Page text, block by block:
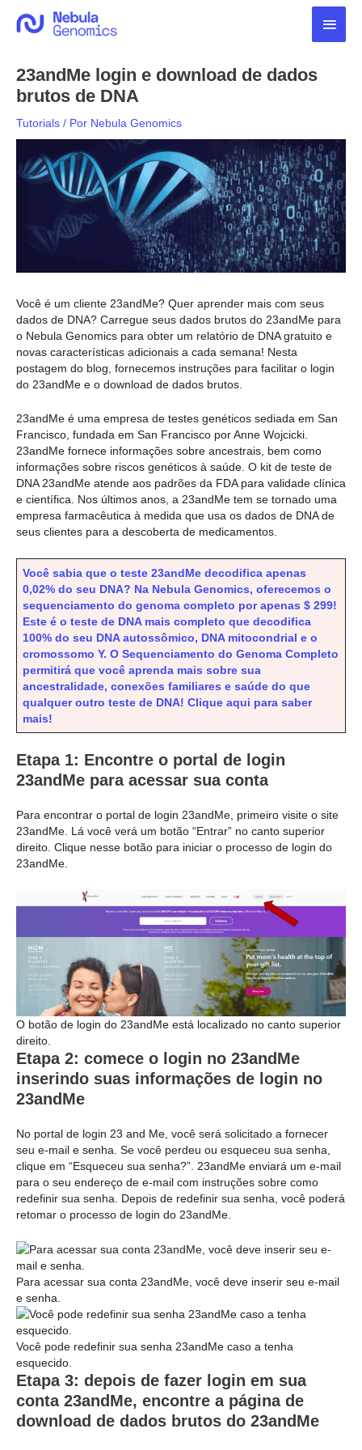
para
23andMe login e download de dados
brutos de DNA
Tutorials / Por Nebula Genomics
Você é um cliente 23andMe? Quer aprender mais com seus
dados de DNA? Carregue seus dados brutos do 23andMe para
o Nebula Genomics para obter um relatório de DNA gratuito e
novas características adicionais a cada semana! Nesta
postagem do blog, fornecemos instruções para facilitar o login
do 23andMe e o download de dados brutos.
23andMe é uma empresa de testes genéticos sediada em San
Francisco, fundada em San Francisco por Anne Wojcicki.
23andMe fornece informações sobre ancestrais, bem como
informações sobre riscos genéticos à saúde. O kit de teste de
DNA 23andMe atende aos padrões da FDA para validade clínica
e científica. Nos últimos anos, a 23andMe tem se tornado uma
empresa farmacêutica à medida que usa os dados de DNA de
seus clientes para a descoberta de medicamentos.
Você sabia que o teste 23andMe decodifica apenas
0,02% do seu DNA? Na Nebula Genomics, oferecemos o
sequenciamento do genoma completo por apenas $ 299!
Este é o teste de DNA mais completo que decodifica
100% do seu DNA autossômico, DNA mitocondrial e o
cromossomo Y. O Sequenciamento do Genoma Completo
permitirá que você aprenda mais sobre sua
ancestralidade, conexões familiares e saúde do que
qualquer outro teste de DNA! Clique aqui para saber
mais!
Etapa 1: Encontre o portal de login
23andMe para acessar sua conta
Para encontrar o portal de login 23andMe, primeiro visite o site
23andMe. Lá você verá um botão “Entrar” no canto superior
direito. Clique nesse botão para iniciar o processo de login do
23andMe.
O botão de login do 23andMe está localizado no canto superior
direito.
Etapa 2: comece o login no 23andMe
inserindo suas informações de login no
23andMe
No portal de login 23 and Me, você será solicitado a fornecer
seu e-mail e senha. Se você perdeu ou esqueceu sua senha,
clique em “Esqueceu sua senha?”. 23andMe enviará um e-mail
para o seu endereço de e-mail com instruções sobre como
redefinir sua senha. Depois de redefinir sua senha, você poderá
retomar o processo de login do 23andMe.
Para acessar sua conta 23andMe, você deve inserir seu e-mail
e senha.
Você pode redefinir sua senha 23andMe caso a tenha
esquecido.
Etapa 3: depois de fazer login em sua
conta 23andMe, encontre a página de
download de dados brutos do 23andMe